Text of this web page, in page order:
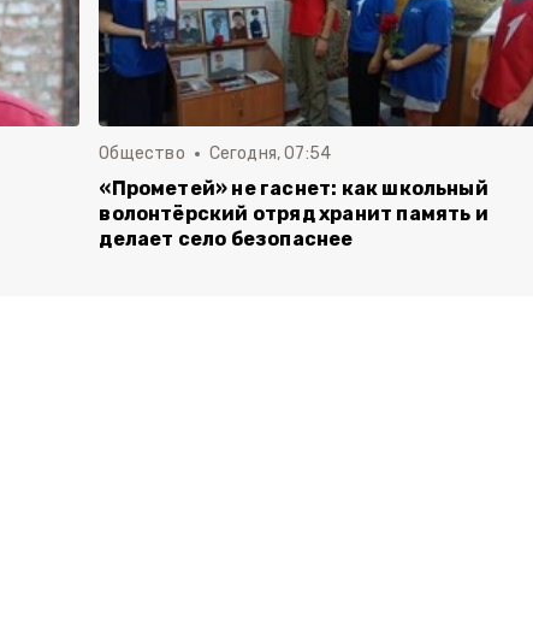
Общество Сегодня, 07:54
«Прометей» не гаснет: как школьный
волонтёрский отряд хранит память и
делает село безопаснее